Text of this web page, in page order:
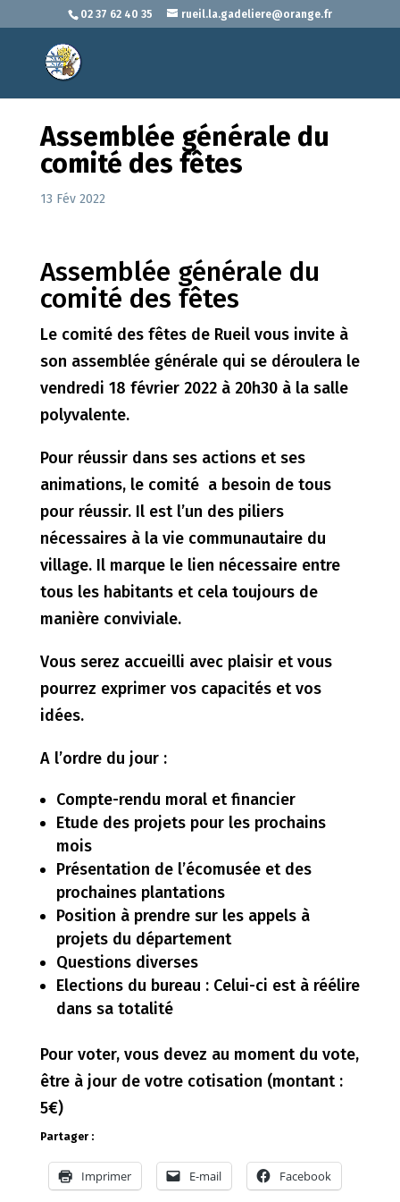
02 37 62 40 35 rueil.la.gadeliere@orange.fr
Assemblée générale du
comité des fêtes
13 Fév 2022
Assemblée générale du
comité des fêtes
Le comité des fêtes de Rueil vous invite à
son assemblée générale qui se déroulera le
vendredi 18 février 2022 à 20h30 à la salle
polyvalente.
Pour réussir dans ses actions et ses
animations, le comité a besoin de tous
pour réussir. Il est l’un des piliers
nécessaires à la vie communautaire du
village. Il marque le lien nécessaire entre
tous les habitants et cela toujours de
manière conviviale.
Vous serez accueilli avec plaisir et vous
pourrez exprimer vos capacités et vos
idées.
A l’ordre du jour :
Compte-rendu moral et financier
Etude des projets pour les prochains
mois
Présentation de l’écomusée et des
prochaines plantations
Position à prendre sur les appels à
projets du département
Questions diverses
Elections du bureau : Celui-ci est à réélire
dans sa totalité
Pour voter, vous devez au moment du vote,
être à jour de votre cotisation (montant :
5€)
Partager :
Imprimer E-mail Facebook